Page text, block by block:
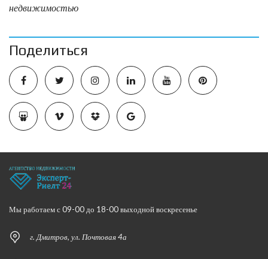
недвижимостью
Поделиться
Мы работаем с 09-00 до 18-00 выходной воскресенье
г. Дмитров, ул. Почтовая 4а